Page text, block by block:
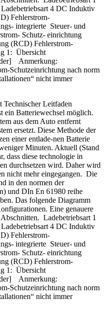
4 DC Induktiv
Fehlerstrom-
integrierte Steuer- und
Schutz- einrichtung
(RCD) Fehlerstrom-
1: Übersicht
Anmerkung:
Schutzeinrichtung nach norm
nicht immer
Leitfaden
ein Batteriewechsel möglich.
aus dem Auto entfernt
ersetzt. Diese Methode der
einer entlade-nen Batterie
Minuten. Aktuell (Stand
dass diese technologie in
durchsetzen wird. Daher wird
nicht mehr eingegangen. Die
in den normen der
und DIn En 61980 reihe
Das folgende Diagramm
Eine genauere
Ladebetriebsart 1
4 DC Induktiv
Fehlerstrom-
integrierte Steuer- und
Schutz- einrichtung
(RCD) Fehlerstrom-
1: Übersicht
Anmerkung:
Schutzeinrichtung nach norm
nicht immer